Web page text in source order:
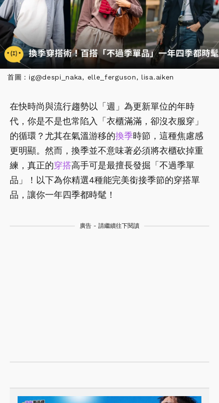
首圖：ig@despi_naka, elle_ferguson, lisa.aiken
在快時尚與流行趨勢以「週」為更新單位的年時
代，你是不是也常陷入「衣櫃滿滿，卻沒衣服穿」
的循環？尤其在氣溫游移的換季時節，這種焦慮感
更明顯。然而，換季並不意味著必須將衣櫃砍掉重
練，真正的穿搭高手可是最擅長發掘「不過季單
品」！以下為你精選4種能完美銜接季節的穿搭單
品，讓你一年四季都時髦！
廣告 - 請繼續往下閱讀